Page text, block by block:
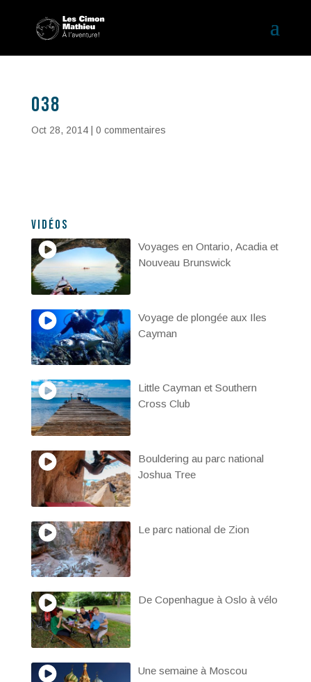
038
Oct 28, 2014| 0 commentaires
Vidéos
Voyages en Ontario, Acadia et
Nouveau Brunswick
Voyage de plongée aux Iles
Cayman
Little Cayman et Southern
Cross Club
Bouldering au parc national
Joshua Tree
Le parc national de Zion
De Copenhague à Oslo à vélo
Une semaine à Moscou